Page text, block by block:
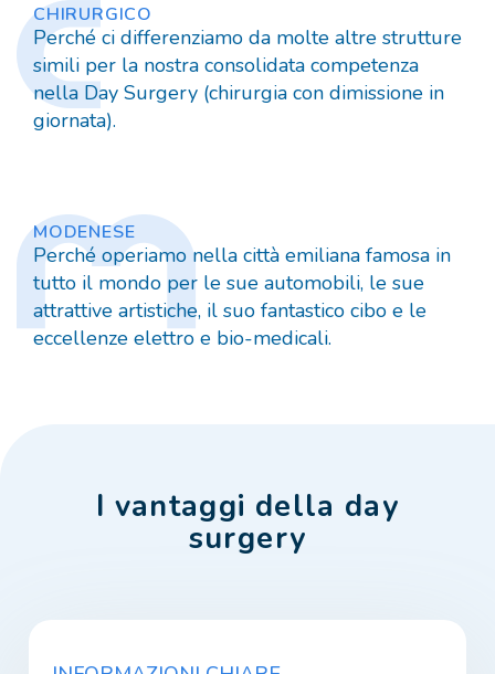
CHIRURGICO
Perché ci differenziamo da molte altre strutture
simili per la nostra consolidata competenza
nella Day Surgery (chirurgia con dimissione in
giornata).
MODENESE
Perché operiamo nella città emiliana famosa in
tutto il mondo per le sue automobili, le sue
attrattive artistiche, il suo fantastico cibo e le
eccellenze elettro e bio-medicali.
I vantaggi della day
surgery